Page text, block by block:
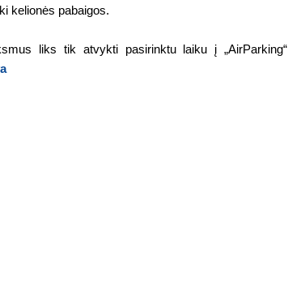
kelionės pabaigos.
liks tik atvykti pasirinktu laiku į „AirParking“